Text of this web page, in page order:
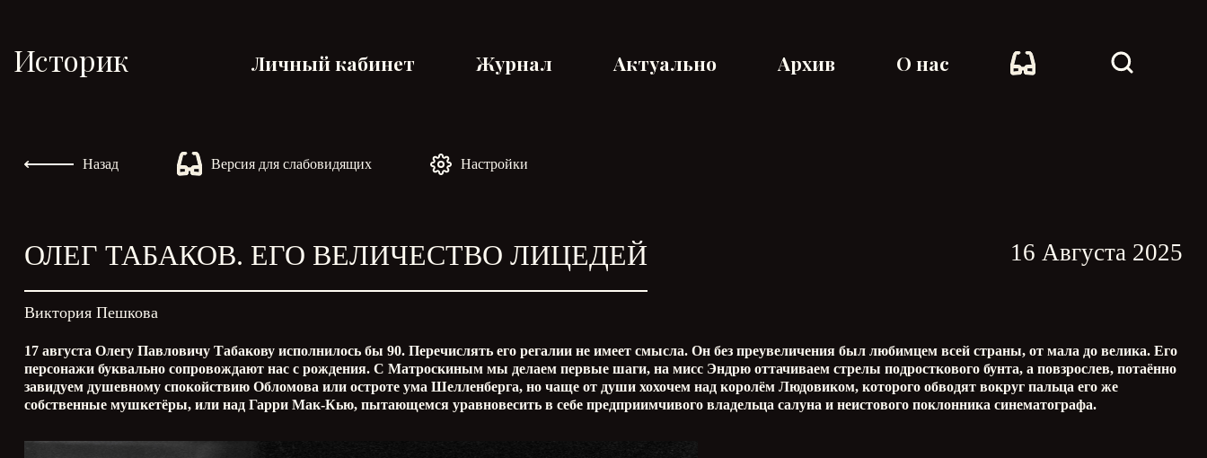
Историк Личный кабинет Журнал Актуально Архив О нас
Назад Версия для слабовидящих Настройки
ОЛЕГ ТАБАКОВ. ЕГО ВЕЛИЧЕСТВО ЛИЦЕДЕЙ 16 Августа 2025
Виктория Пешкова
17 августа Олегу Павловичу Табакову исполнилось бы 90. Перечислять его регалии не имеет смысла. Он без преувеличения был любимцем всей страны, от мала до велика. Его
персонажи буквально сопровождают нас с рождения. С Матроскиным мы делаем первые шаги, на мисс Эндрю оттачиваем стрелы подросткового бунта, а повзрослев, потаённо
завидуем душевному спокойствию Обломова или остроте ума Шелленберга, но чаще от души хохочем над королём Людовиком, которого обводят вокруг пальца его же
собственные мушкетёры, или над Гарри Мак-Кью, пытающемся уравновесить в себе предприимчивого владельца салуна и неистового поклонника синематографа.